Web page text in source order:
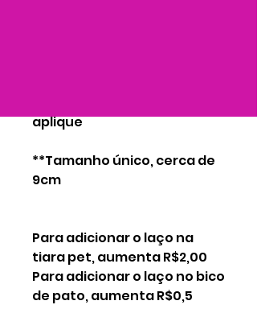
aplique
**Tamanho único, cerca de
9cm
Para adicionar o laço na
tiara pet, aumenta R$2,00
Para adicionar o laço no bico
de pato, aumenta R$0,5